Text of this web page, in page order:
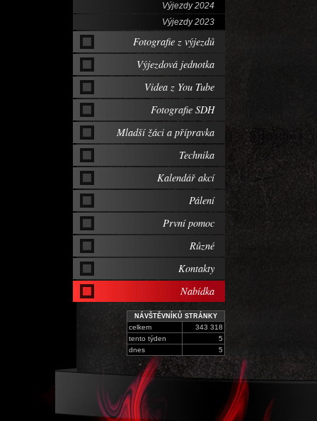
Výjezdy 2024
Výjezdy 2023
Fotografie z výjezdů
Výjezdová jednotka
Videa z You Tube
Fotografie SDH
Mladší žáci a přípravka
Technika
Kalendář akcí
Pálení
První pomoc
Různé
Kontakty
Nabídka
NÁVŠTĚVNÍKŮ STRÁNKY
celkem
343 318
tento týden
5
dnes
5